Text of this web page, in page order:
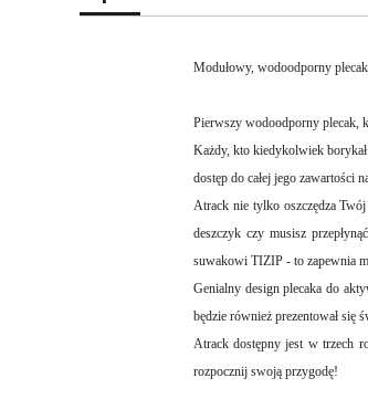
Modułowy, wodoodporny
Pierwszy wodoodporny plecak,
Każdy, kto kiedykolwiek
dostęp do całej jego zawartości
Atrack nie tylko oszczędza
deszczyk czy musisz
suwakowi TIZIP - to zapewnia
Genialny design plecaka do
będzie również prezentował się
Atrack dostępny jest w trzech
rozpocznij swoją przygodę!